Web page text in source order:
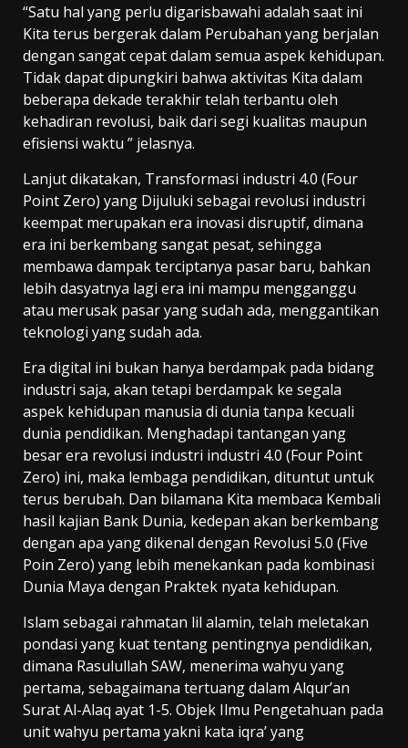
“Satu hal yang perlu digarisbawahi adalah saat ini
Kita terus bergerak dalam Perubahan yang berjalan
dengan sangat cepat dalam semua aspek kehidupan.
Tidak dapat dipungkiri bahwa aktivitas Kita dalam
beberapa dekade terakhir telah terbantu oleh
kehadiran revolusi, baik dari segi kualitas maupun
efisiensi waktu ” jelasnya.
Lanjut dikatakan, Transformasi industri 4.0 (Four
Point Zero) yang Dijuluki sebagai revolusi industri
keempat merupakan era inovasi disruptif, dimana
era ini berkembang sangat pesat, sehingga
membawa dampak terciptanya pasar baru, bahkan
lebih dasyatnya lagi era ini mampu mengganggu
atau merusak pasar yang sudah ada, menggantikan
teknologi yang sudah ada.
Era digital ini bukan hanya berdampak pada bidang
industri saja, akan tetapi berdampak ke segala
aspek kehidupan manusia di dunia tanpa kecuali
dunia pendidikan. Menghadapi tantangan yang
besar era revolusi industri industri 4.0 (Four Point
Zero) ini, maka lembaga pendidikan, dituntut untuk
terus berubah. Dan bilamana Kita membaca Kembali
hasil kajian Bank Dunia, kedepan akan berkembang
dengan apa yang dikenal dengan Revolusi 5.0 (Five
Poin Zero) yang lebih menekankan pada kombinasi
Dunia Maya dengan Praktek nyata kehidupan.
Islam sebagai rahmatan lil alamin, telah meletakan
pondasi yang kuat tentang pentingnya pendidikan,
dimana Rasulullah SAW, menerima wahyu yang
pertama, sebagaimana tertuang dalam Alqur’an
Surat Al-Alaq ayat 1-5. Objek Ilmu Pengetahuan pada
unit wahyu pertama yakni kata iqra’ yang